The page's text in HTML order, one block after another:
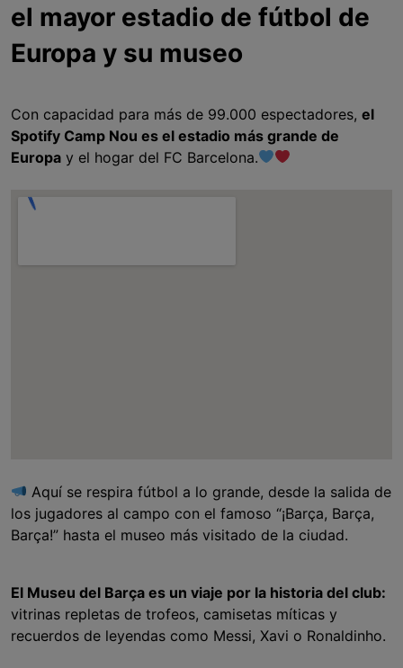
el mayor estadio de fútbol de
Europa y su museo
Con capacidad para más de 99.000 espectadores, el
Spotify Camp Nou es el estadio más grande de
Europa y el hogar del FC Barcelona.
Aquí se respira fútbol a lo grande, desde la salida de
los jugadores al campo con el famoso “¡Barça, Barça,
Barça!” hasta el museo más visitado de la ciudad.
El Museu del Barça es un viaje por la historia del club:
vitrinas repletas de trofeos, camisetas míticas y
recuerdos de leyendas como Messi, Xavi o Ronaldinho.